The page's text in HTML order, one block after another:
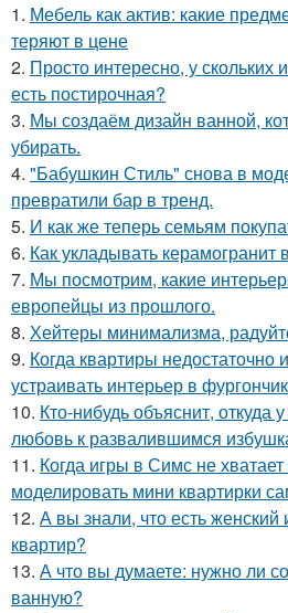
1. Мебель как актив: какие
теряют в цене
2. Просто интересно, у скольких
есть постирочная?
3. Мы создаём дизайн ванной,
убирать.
4. "Бабушкин Стиль" снова в
превратили бар в тренд.
5. И как же теперь семьям
6. Как укладывать
7. Мы посмотрим, какие
европейцы из прошлого.
8. Хейтеры минимализма,
9. Когда квартиры недостаточно
устраивать интерьер в
10. Кто-нибудь объяснит, откуда
любовь к развалившимся
11. Когда игры в Симс не
моделировать мини квартирки
12. А вы знали, что есть женский
квартир?
13. А что вы думаете: нужно ли
ванную?